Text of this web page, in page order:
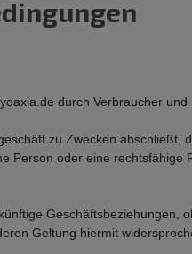
durch Verbraucher
zu Zwecken
Person oder eine
Geltung hiermit